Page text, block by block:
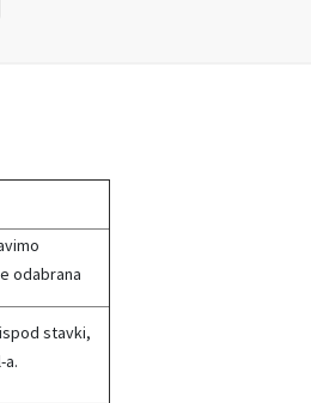
odabrana
stavki,